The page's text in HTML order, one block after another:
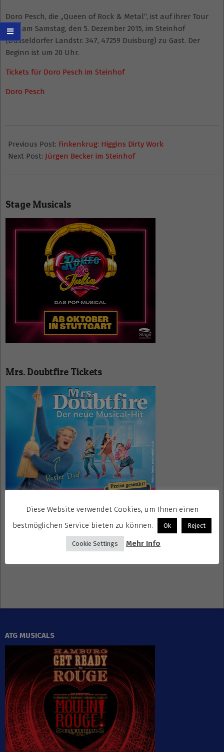
Doro Pesch, die „Queen of Rock & Metal“, ist auf ihrer Tour
2015 am Samstag, den 5. Dezember 2015, im Steinhof
(Düsseldorfer Landstr. 347, 47259 Duisburg) zu Gast. Der
Beginn ist um 20 Uhr.
Tickets für Doro Pesch im Steinhof
Doro Pesch
01-
10
Previous Post: Finkenkrug: Higgins Dirty Work
Next Post: Jürgen Becker im Steinhof
Stage Musicals
Mrs. Doubtfire Tickets
Gewinnspiele kostenlos seriös
ATG MUSICALS
Diese Website verwendet Cookies, um Ihnen einen
bestmöglichen Service bieten zu können.
Ok Reject
Cookie Settings Mehr Info